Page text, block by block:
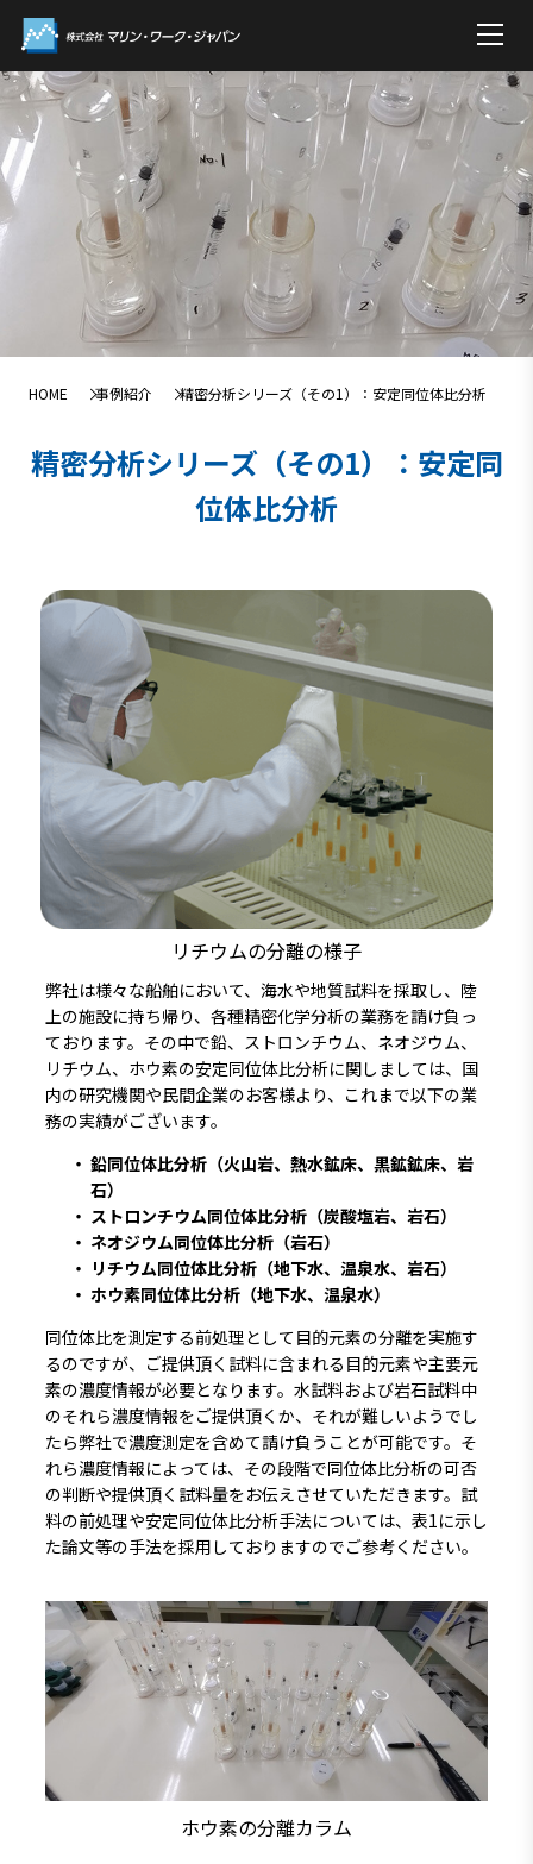
HOME 事例紹介 精密分析シリーズ（その1）：安定同位体比分析
精密分析シリーズ（その1）：安定同
位体比分析
リチウムの分離の様子
弊社は様々な船舶において、海水や地質試料を採取し、陸
上の施設に持ち帰り、各種精密化学分析の業務を請け負っ
ております。その中で鉛、ストロンチウム、ネオジウム、
リチウム、ホウ素の安定同位体比分析に関しましては、国
内の研究機関や民間企業のお客様より、これまで以下の業
務の実績がございます。
鉛同位体比分析（火山岩、熱水鉱床、黒鉱鉱床、岩
石）
ストロンチウム同位体比分析（炭酸塩岩、岩石）
ネオジウム同位体比分析（岩石）
リチウム同位体比分析（地下水、温泉水、岩石）
ホウ素同位体比分析（地下水、温泉水）
同位体比を測定する前処理として目的元素の分離を実施す
るのですが、ご提供頂く試料に含まれる目的元素や主要元
素の濃度情報が必要となります。水試料および岩石試料中
のそれら濃度情報をご提供頂くか、それが難しいようでし
たら弊社で濃度測定を含めて請け負うことが可能です。そ
れら濃度情報によっては、その段階で同位体比分析の可否
の判断や提供頂く試料量をお伝えさせていただきます。試
料の前処理や安定同位体比分析手法については、表1に示し
た論文等の手法を採用しておりますのでご参考ください。
ホウ素の分離カラム